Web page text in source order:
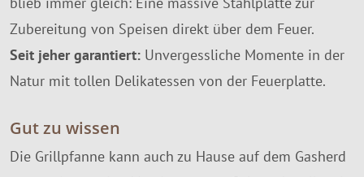
Zubereitung von Speisen direkt über dem Feuer.
Seit jeher garantiert: Unvergessliche Momente in der
Natur mit tollen Delikatessen von der Feuerplatte.
Gut zu wissen
Die Grillpfanne kann auch zu Hause auf dem Gasherd